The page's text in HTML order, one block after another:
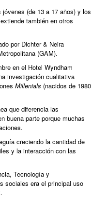
(de 13 a 17 años) y los
también en otros
por Dichter & Neira
(GAM).
en el Hotel Wyndham
investigación cualitativa
Millenials (nacidos de 1980
que diferencia las
buena parte porque muchas
creciendo la cantidad de
y la interacción con las
Tecnología y
sociales era el principal uso